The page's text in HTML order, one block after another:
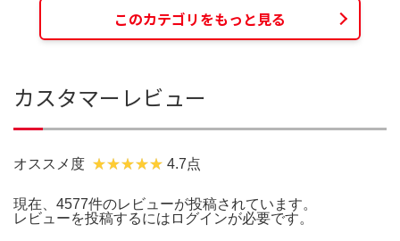
このカテゴリをもっと見る
カスタマーレビュー
オススメ度 4.7点
現在、4577件のレビューが投稿されています。
レビューを投稿するには ログインが必要です。